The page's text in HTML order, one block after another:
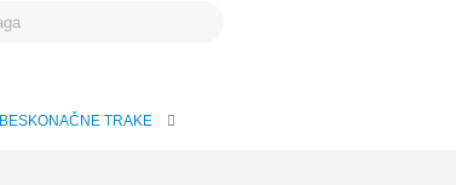
BESKONAČNE TRAKE